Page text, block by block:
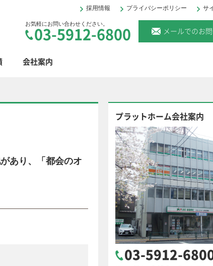
採用情報 プライバシーポリシー サ
お気軽にお問い合わせください。
03-5912-6800 メールでのお
会社案内
あり、「都会のオ
プラットホーム会社案内
03-5912-